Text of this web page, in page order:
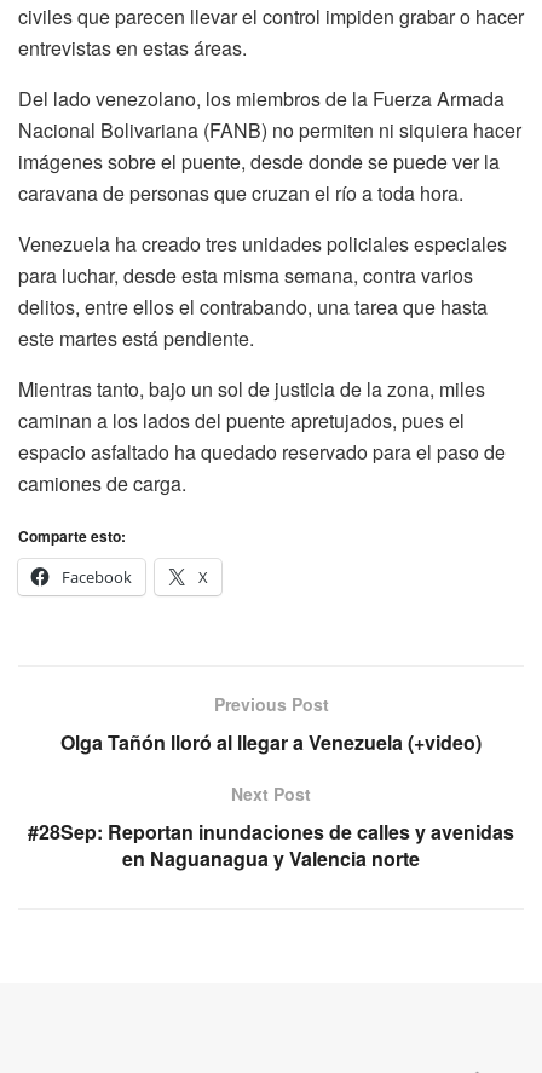
civiles que parecen llevar el control impiden grabar o hacer
entrevistas en estas áreas.
Del lado venezolano, los miembros de la Fuerza Armada
Nacional Bolivariana (FANB) no permiten ni siquiera hacer
imágenes sobre el puente, desde donde se puede ver la
caravana de personas que cruzan el río a toda hora.
Venezuela ha creado tres unidades policiales especiales
para luchar, desde esta misma semana, contra varios
delitos, entre ellos el contrabando, una tarea que hasta
este martes está pendiente.
Mientras tanto, bajo un sol de justicia de la zona, miles
caminan a los lados del puente apretujados, pues el
espacio asfaltado ha quedado reservado para el paso de
camiones de carga.
Comparte esto:
Facebook
X
Previous Post
Olga Tañón lloró al llegar a Venezuela (+video)
Next Post
#28Sep: Reportan inundaciones de calles y avenidas
en Naguanagua y Valencia norte